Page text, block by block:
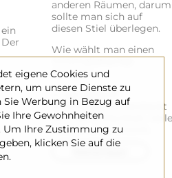
anderen Räumen, darum
sollte man sich auf
diesen Stiel überlegen.
Wie wählt man einen
minimalistisches
Spiegel?
In den Begriff
Minimalismus versteckt
sich die Einfachheit, helle
Farben und Vorsicht...
eigene Cookies und
um unsere Dienste zu
Sie Werbung in Bezug auf
Ihre Gewohnheiten
Um Ihre Zustimmung zu
klicken Sie auf die